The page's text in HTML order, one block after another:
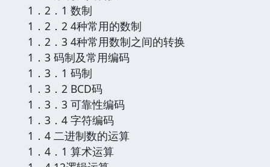
1．2．1 数制
1．2．2 4种常用的数制
1．2．3 4种常用数制之间的转换
1．3 码制及常用编码
1．3．1 码制
1．3．2 BCD码
1．3．3 可靠性编码
1．3．4 字符编码
1．4 二进制数的运算
1．4．1 算术运算